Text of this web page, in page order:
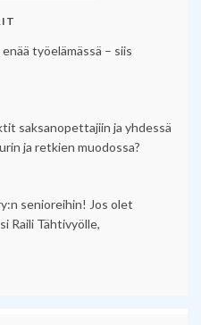
työelämässä – siis
saksanopettajiin ja yhdessä
ja retkien muodossa?
senioreihin! Jos olet
Raili Tähtivyölle,